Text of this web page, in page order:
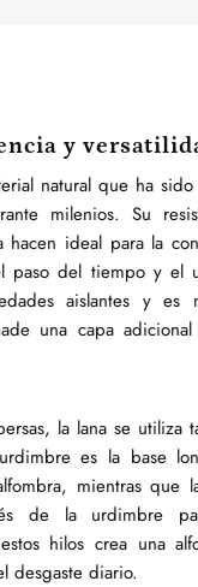
y
natural que ha
milenios. Su
hacen ideal para la
paso del tiempo y el
aislantes y es
una capa
la lana se
es la base
mientras que
de la urdimbre
hilos crea una
desgaste diario.